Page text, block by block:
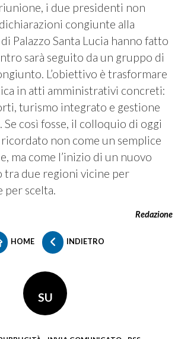
i due presidenti non
congiunte alla
Palazzo Santa Lucia hanno fatto
sarà seguito da un gruppo di
L’obiettivo è trasformare
in atti amministrativi concreti:
turismo integrato e gestione
Se così fosse, il colloquio di oggi
non come un semplice
ma come l’inizio di un nuovo
tra due regioni vicine per
per scelta.
Redazione
HOME INDIETRO
SU